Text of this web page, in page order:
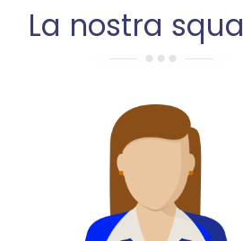
La nostra